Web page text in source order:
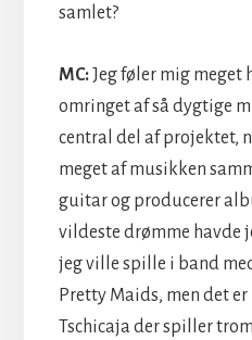
samlet?
MC:Jeg føler mig meget
omringet af så dygtige
central del af projektet,
meget af musikken
guitar og producerer
vildeste drømme havde
jeg ville spille i band
Pretty Maids, men det
Tschicaja der spiller